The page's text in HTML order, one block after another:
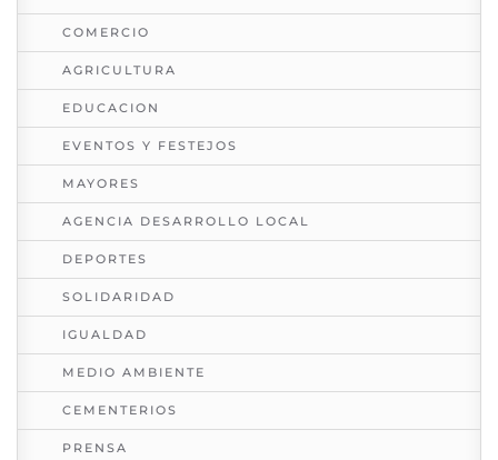
COMERCIO
AGRICULTURA
EDUCACION
EVENTOS Y FESTEJOS
MAYORES
AGENCIA DESARROLLO LOCAL
DEPORTES
SOLIDARIDAD
IGUALDAD
MEDIO AMBIENTE
CEMENTERIOS
PRENSA